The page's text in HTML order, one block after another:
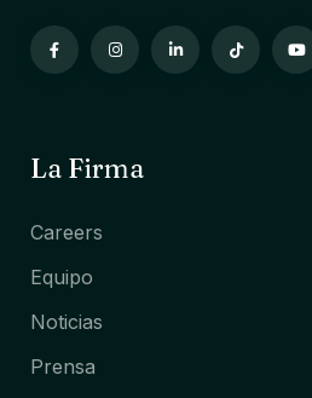
La Firma
Careers
Equipo
Noticias
Prensa